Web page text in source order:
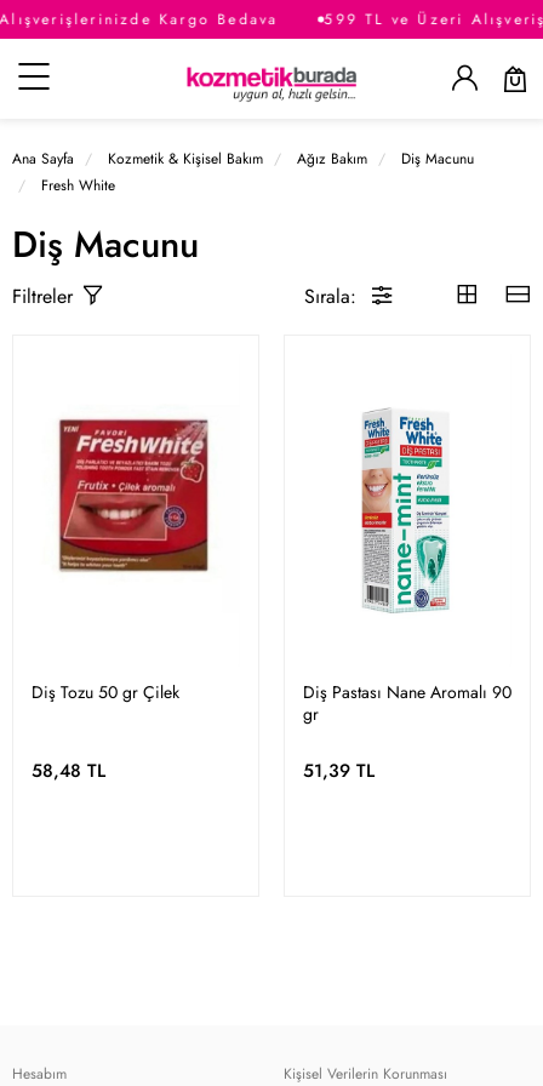
Kargo Bedava 599 TL ve Üzeri
Kategoriler
Ana Sayfa Kozmetik & Kişisel Bakım Ağız Bakım
Diş Macunu
Fresh White
Diş Macunu
Filtreler Sırala:
Diş Tozu 50 gr Çilek
58,48 TL
Diş Pastası Nane Aromalı 90
gr
51,39 TL
Hesabım Kişisel Verilerin Korunması